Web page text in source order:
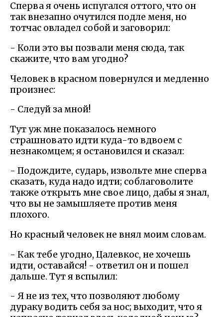
Сперва я очень испугался оттого, что он
так внезапно очутился подле меня, но
тотчас овладел собой и заговорил:
- Коли это вы позвали меня сюда, так
скажите, что вам угодно?
Человек в красном повернулся и медленно
произнес:
- Следуй за мной!
Тут уж мне показалось немного
страшновато идти куда-то вдвоем с
незнакомцем; я остановился и сказал:
- Подождите, сударь, извольте мне сперва
сказать, куда надо идти; соблаговолите
также открыть мне свое лицо, дабы я знал,
что вы не замышляете против меня
плохого.
Но красный человек не внял моим словам.
- Как тебе угодно, Цалевкос, не хочешь
идти, оставайся! - ответил он и пошел
дальше. Тут я вспылил:
- Я не из тех, что позволяют любому
дураку водить себя за нос; выходит, что я